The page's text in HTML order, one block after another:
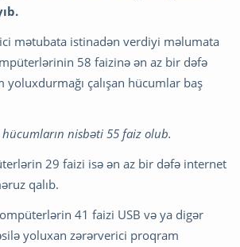
mətubata istinadən verdiyi məlumata
58 faizinə ən az bir dəfə
çalışan hücumlar baş
nisbəti 55 faiz olub.
29 faizi isə ən az bir dəfə internet
qalıb.
41 faizi USB və ya digər
yoluxan zərərverici proqram